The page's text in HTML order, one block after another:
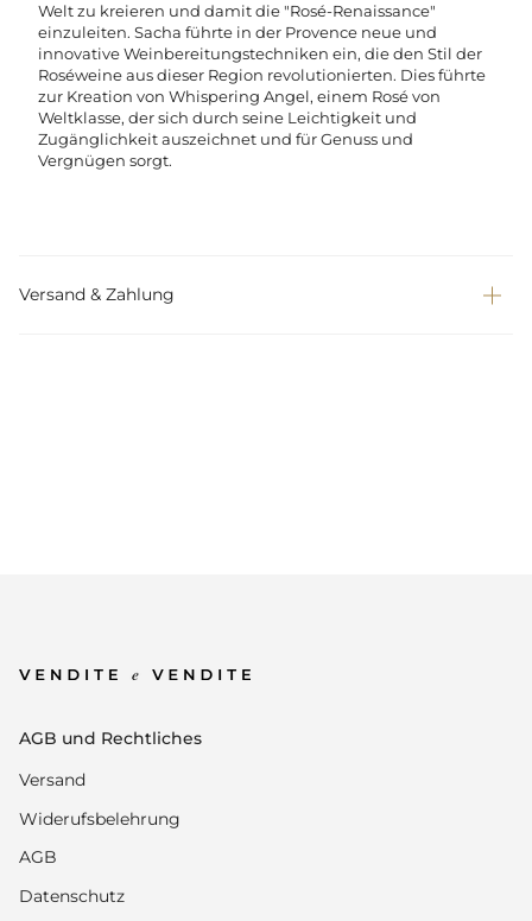
Welt zu kreieren und damit die "Rosé-Renaissance"
einzuleiten. Sacha führte in der Provence neue und
innovative Weinbereitungstechniken ein, die den Stil der
Roséweine aus dieser Region revolutionierten. Dies führte
zur Kreation von Whispering Angel, einem Rosé von
Weltklasse, der sich durch seine Leichtigkeit und
Zugänglichkeit auszeichnet und für Genuss und
Vergnügen sorgt.
Versand & Zahlung
AGB und Rechtliches
Versand
Widerufsbelehrung
AGB
Datenschutz